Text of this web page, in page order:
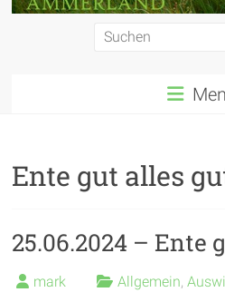
e.
Wir
garantieren
frische
Ente gut alles
25.06.2024 – Ente
mark Allgemein,